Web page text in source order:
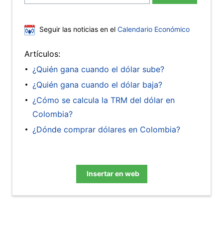
Seguir las noticias en el Calendario Económico
Artículos:
¿Quién gana cuando el dólar sube?
¿Quién gana cuando el dólar baja?
¿Cómo se calcula la TRM del dólar en
Colombia?
¿Dónde comprar dólares en Colombia?
Insertar en web